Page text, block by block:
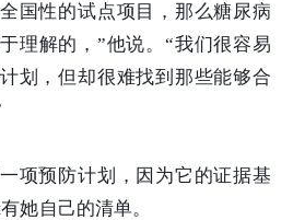
国性的试点项目，那么糖尿病
理解的，”他说。“我们很容易
划，但却很难找到那些能够合
项预防计划，因为它的证据基
她自己的清单。